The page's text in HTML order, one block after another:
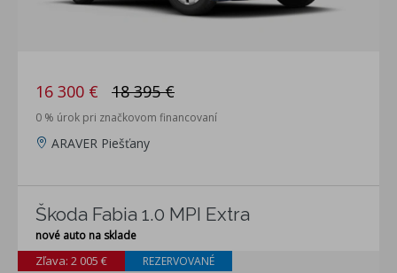
16 300 € 18 395 €
0 % úrok pri značkovom financovaní
ARAVER Piešťany
Škoda Fabia 1.0 MPI Extra
nové auto na sklade
Zľava: 2 005 € REZERVOVANÉ